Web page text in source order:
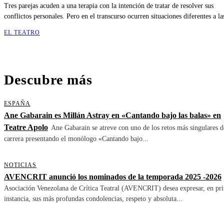
Tres parejas acuden a una terapia con la intención de tratar de resolver sus
conflictos personales. Pero en el transcurso ocurren situaciones diferentes a
EL TEATRO
Descubre más
ESPAÑA
Ane Gabarain es Millán Astray en «Cantando bajo las balas» en
Teatre Apolo Ane Gabarain se atreve con uno de los retos más singulares
carrera presentando el monólogo «Cantando bajo...
NOTICIAS
AVENCRIT anunció los nominados de la temporada 2025 -2026
Asociación Venezolana de Crítica Teatral (AVENCRIT) desea expresar, en
instancia, sus más profundas condolencias, respeto y absoluta...